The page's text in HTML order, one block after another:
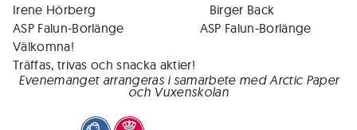
Irene Hörberg Birger Back
ASP Falun-Borlänge ASP Falun-Borlänge
Välkomna!
Träffas, trivas och snacka aktier!
Evenemanget arrangeras i samarbete med Arctic Paper
och Vuxenskolan